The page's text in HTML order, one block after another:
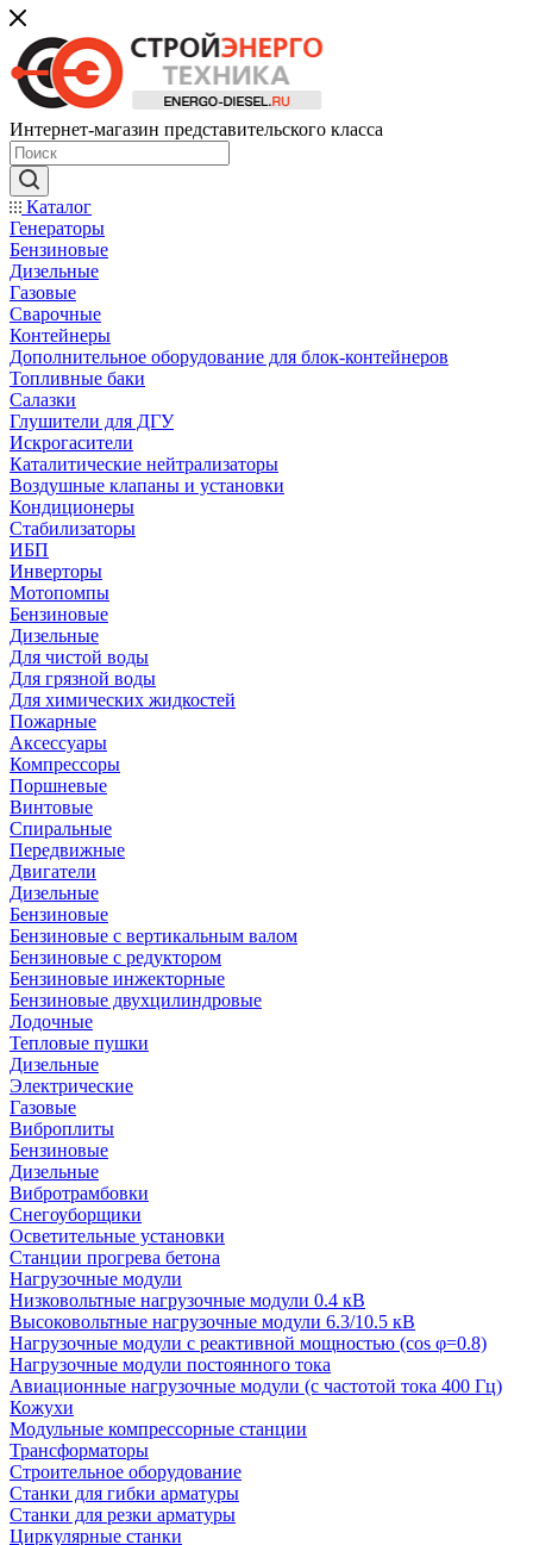
Интернет-магазин представительского класса
Каталог
Генераторы
Бензиновые
Дизельные
Газовые
Сварочные
Контейнеры
Дополнительное оборудование для блок-контейнеров
Топливные баки
Салазки
Глушители для ДГУ
Искрогасители
Каталитические нейтрализаторы
Воздушные клапаны и установки
Кондиционеры
Стабилизаторы
ИБП
Инверторы
Мотопомпы
Бензиновые
Дизельные
Для чистой воды
Для грязной воды
Для химических жидкостей
Пожарные
Аксессуары
Компрессоры
Поршневые
Винтовые
Спиральные
Передвижные
Двигатели
Дизельные
Бензиновые
Бензиновые с вертикальным валом
Бензиновые с редуктором
Бензиновые инжекторные
Бензиновые двухцилиндровые
Лодочные
Тепловые пушки
Дизельные
Электрические
Газовые
Виброплиты
Бензиновые
Дизельные
Вибротрамбовки
Снегоуборщики
Осветительные установки
Станции прогрева бетона
Нагрузочные модули
Низковольтные нагрузочные модули 0.4 кВ
Высоковольтные нагрузочные модули 6.3/10.5 кВ
Нагрузочные модули с реактивной мощностью (cos φ=0.8)
Нагрузочные модули постоянного тока
Авиационные нагрузочные модули (с частотой тока 400 Гц)
Кожухи
Модульные компрессорные станции
Трансформаторы
Строительное оборудование
Станки для гибки арматуры
Станки для резки арматуры
Циркулярные станки